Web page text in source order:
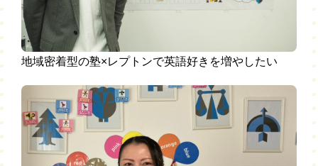
地域密着型の塾×レプトンで英語好きを増やしたい